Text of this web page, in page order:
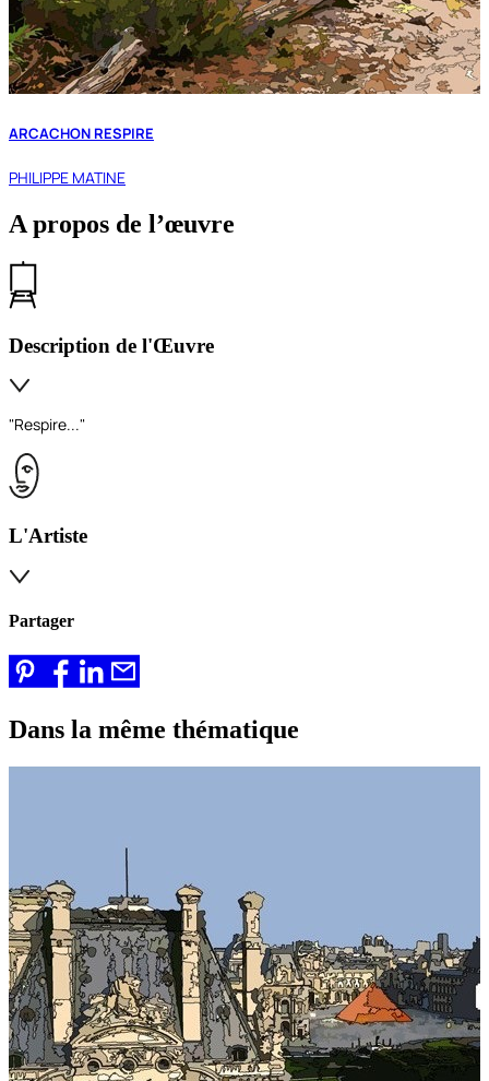
ARCACHON RESPIRE
PHILIPPE MATINE
A propos de l’œuvre
Description de l'Œuvre
"Respire..."
L'Artiste
Partager
Dans la même thématique